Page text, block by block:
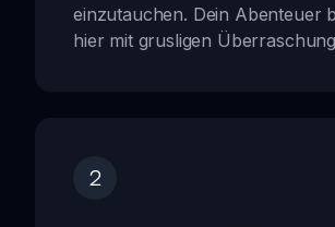
einzutauchen. Dein Abenteuer
hier mit grusligen
2